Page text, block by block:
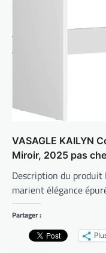
VASAGLE KAILYN
Miroir, 2025 pas
Description du produit
marient élégance
Partager :